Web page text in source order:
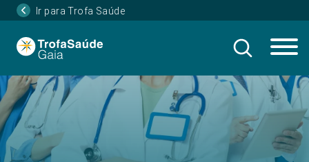
Ir para Trofa Saúde